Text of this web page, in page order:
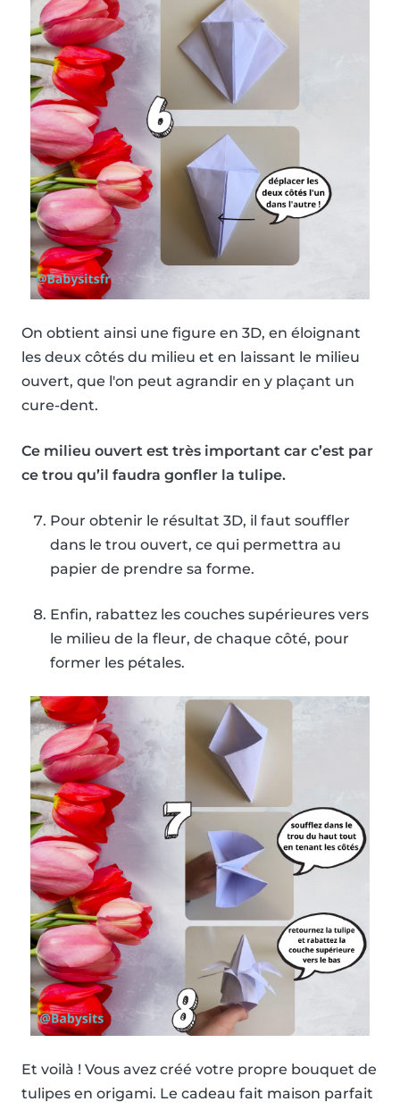
On obtient ainsi une figure en 3D, en éloignant
les deux côtés du milieu et en laissant le milieu
ouvert, que l'on peut agrandir en y plaçant un
cure-dent.
Ce milieu ouvert est très important car c’est par
ce trou qu’il faudra gonfler la tulipe.
Pour obtenir le résultat 3D, il faut souffler
dans le trou ouvert, ce qui permettra au
papier de prendre sa forme.
Enfin, rabattez les couches supérieures vers
le milieu de la fleur, de chaque côté, pour
former les pétales.
Et voilà ! Vous avez créé votre propre bouquet de
tulipes en origami. Le cadeau fait maison parfait